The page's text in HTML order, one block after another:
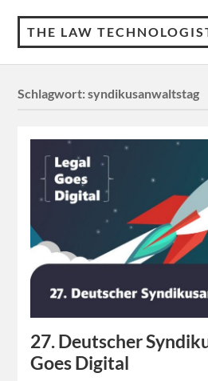
THE LAW
Schlagwort:syndikusanwaltstag
27. Deutscher
Goes Digital